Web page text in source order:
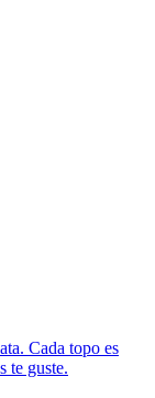
Cada topo es
te guste.